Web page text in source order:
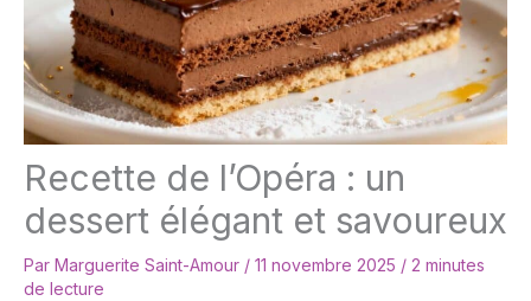
Recette de l’Opéra : un
dessert élégant et savoureux
Par Marguerite Saint-Amour / 11 novembre 2025 / 2 minutes
de lecture